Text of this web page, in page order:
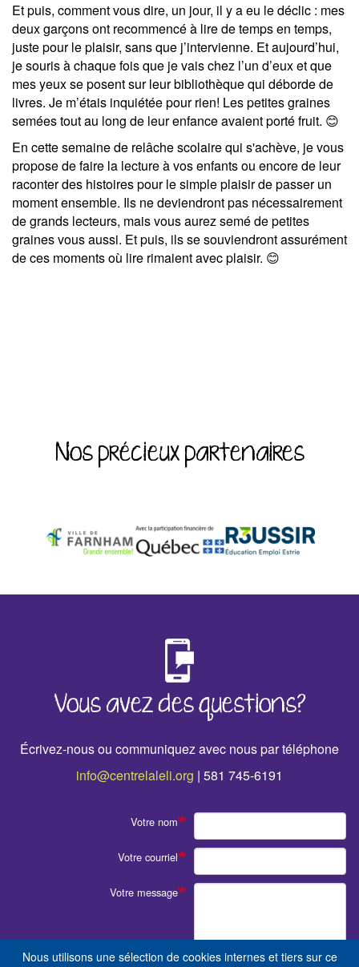
Et puis, comment vous dire, un jour, il y a eu le déclic : mes
deux garçons ont recommencé à lire de temps en temps,
juste pour le plaisir, sans que j’intervienne. Et aujourd’hui,
je souris à chaque fois que je vais chez l’un d’eux et que
mes yeux se posent sur leur bibliothèque qui déborde de
livres. Je m’étais inquiétée pour rien! Les petites graines
semées tout au long de leur enfance avaient porté fruit. 😊
En cette semaine de relâche scolaire qui s'achève, je vous
propose de faire la lecture à vos enfants ou encore de leur
raconter des histoires pour le simple plaisir de passer un
moment ensemble. Ils ne deviendront pas nécessairement
de grands lecteurs, mais vous aurez semé de petites
graines vous aussi. Et puis, ils se souviendront assurément
de ces moments où lire rimaient avec plaisir. 😊
Nos précieux partenaires
Vous avez des questions?
Écrivez-nous ou communiquez avec nous par téléphone
info@centrelaleli.org | 581 745-6191
Votre nom
Votre courriel
Votre message
Nous utilisons une sélection de cookies internes et tiers sur ce